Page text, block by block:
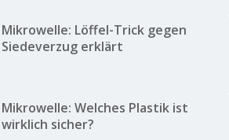
Mikrowelle: Löffel-Trick gegen
Siedeverzug erklärt
Mikrowelle: Welches Plastik ist
wirklich sicher?